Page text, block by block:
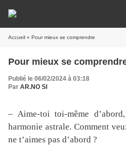
Accueil » Pour mieux se comprendre
Pour mieux se
Publié le 06/02/2024 à 03:18
Par AR.NO SI
– Aime-toi toi-même
harmonie astrale. Comment
ne t’aimes pas d’abord ?